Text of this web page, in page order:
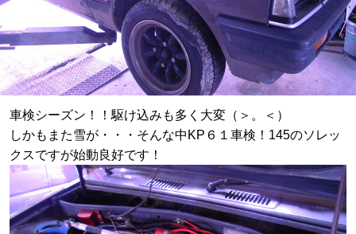
車検シーズン！！駆け込みも多く大変（＞。＜）
しかもまた雪が・・・そんな中KP６１車検！145のソレッ
クスですが始動良好です！